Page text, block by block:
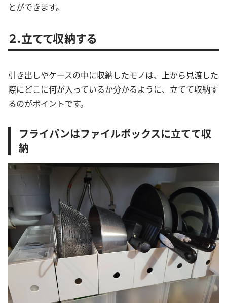
とができます。
２.立てて収納する
引き出しやケースの中に収納したモノは、上から見渡した
際にどこに何が入っているか分かるように、立てて収納す
るのがポイントです。
フライパンはファイルボックスに立てて収
納